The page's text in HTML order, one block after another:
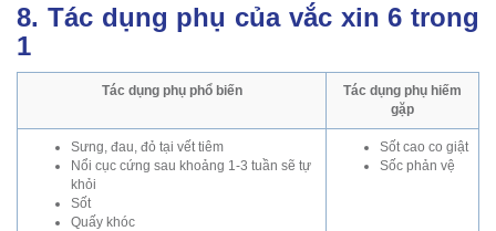
8. Tác dụng phụ của vắc xin 6 trong
1
Tác dụng phụ phổ biến
Tác dụng phụ hiếm
gặp
Sưng, đau, đỏ tại vết tiêm
Nổi cục cứng sau khoảng 1-3 tuần sẽ tự
khỏi
Sốt
Quấy khóc
Sốt cao co giật
Sốc phản vệ